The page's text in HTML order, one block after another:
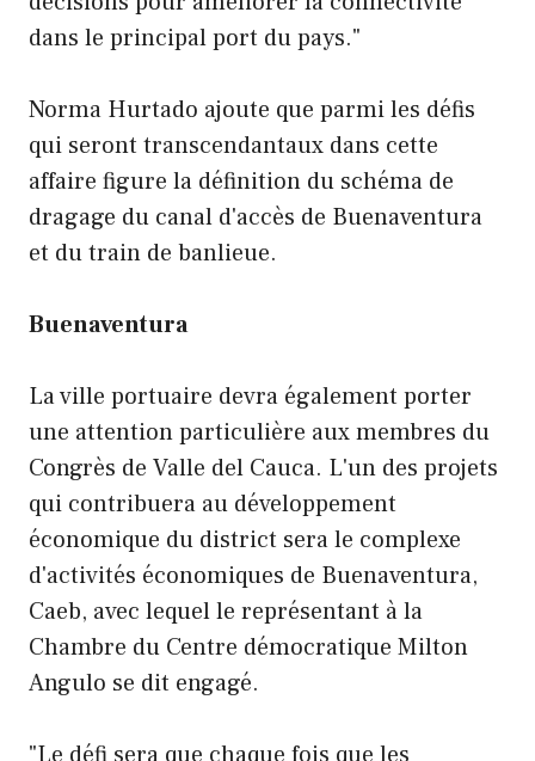
dans le principal port du pays."
Norma Hurtado ajoute que parmi les défis
qui seront transcendantaux dans cette
affaire figure la définition du schéma de
dragage du canal d'accès de Buenaventura
et du train de banlieue.
Buenaventura
La ville portuaire devra également porter
une attention particulière aux membres du
Congrès de Valle del Cauca. L'un des projets
qui contribuera au développement
économique du district sera le complexe
d'activités économiques de Buenaventura,
Caeb, avec lequel le représentant à la
Chambre du Centre démocratique Milton
Angulo se dit engagé.
"Le défi sera que chaque fois que les